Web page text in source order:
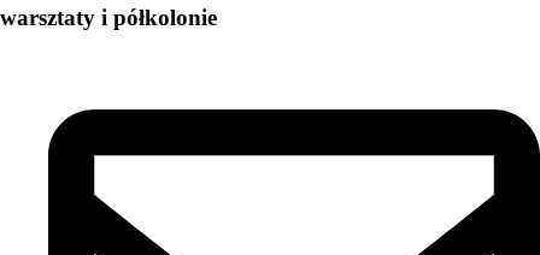
warsztaty i półkolonie